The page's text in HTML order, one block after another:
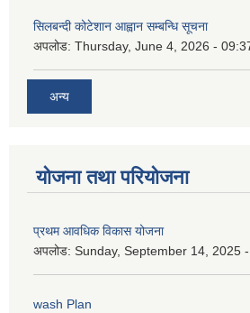
सिलबन्दी कोटेशान आह्वान सम्बन्धि सूचना
अपलोड: Thursday, June 4, 2026 -
अन्य
योजना तथा परियोजना
प्रथम आवधिक विकास योजना
अपलोड: Sunday, September 14, 2025
wash Plan